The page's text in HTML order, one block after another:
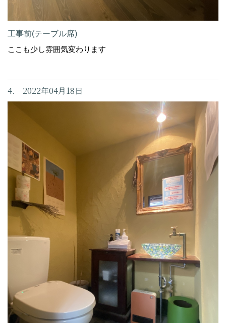
工事前(テーブル席)
ここも少し雰囲気変わります
4. 2022年04月18日